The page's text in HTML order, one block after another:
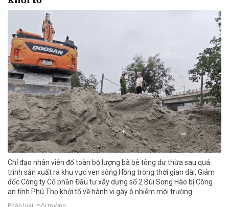
Chỉ đạo nhân viên đổ toàn bộ lượng bã bê tông dư thừa sau quá
trình sản xuất ra khu vực ven sông Hồng trong thời gian dài, Giám
đốc Công ty Cổ phần Đầu tư xây dựng số 2 Bùi Song Hào bị Công
an tỉnh Phú Thọ khởi tố về hành vi gây ô nhiễm môi trường.